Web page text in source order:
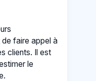
de faire appel à
clients. Il est
le